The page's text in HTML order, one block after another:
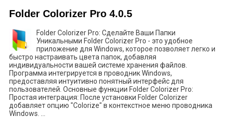
Folder Colorizer Pro 4.0.5
Folder Colorizer Pro: Сделайте Ваши Папки
Уникальными Folder Colorizer Pro - это удобное
приложение для Windows, которое позволяет легко и
быстро настраивать цвета папок, добавляя
индивидуальности вашей системе хранения файлов.
Программа интегрируется в проводник Windows,
предоставляя интуитивно понятный интерфейс для
пользователей. Основные функции Folder Colorizer Pro:
Простая интеграция: После установки Folder Colorizer
добавляет опцию "Colorize" в контекстное меню проводника
Windows. ...